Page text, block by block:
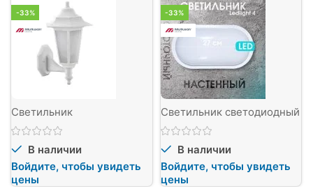
-33%
Светильник
В наличии
Войдите, чтобы увидеть
цены
-33%
Светильник светодиодный
В наличии
Войдите, чтобы увидеть
цены